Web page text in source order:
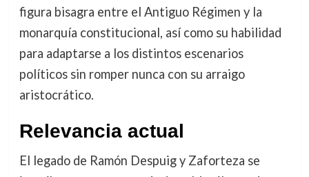
figura bisagra entre el Antiguo Régimen y la
monarquía constitucional, así como su habilidad
para adaptarse a los distintos escenarios
políticos sin romper nunca con su arraigo
aristocrático.
Relevancia actual
El legado de Ramón Despuig y Zaforteza se